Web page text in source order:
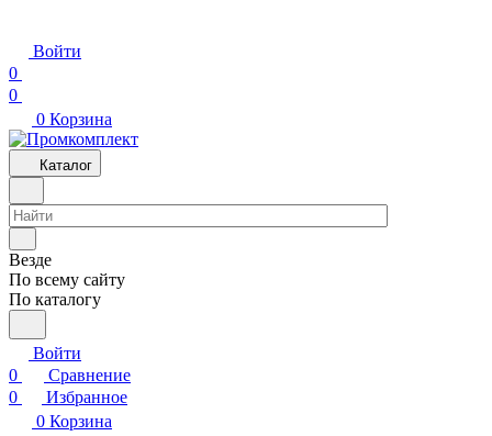
Войти
0
0
0 Корзина
Каталог
Везде
По всему сайту
По каталогу
Войти
0
Сравнение
0
Избранное
0 Корзина